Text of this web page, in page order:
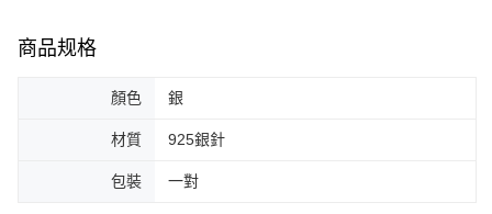
若款項超過繳費期限，將根據當次的金額加收年利率 16% 的逾期滯納金。
若您對於個人資料之處理、利用有任何疑問，或欲行使相關法律權利，請聯
繫恩沛科技股份有限公司。若您不同意我們將上開所示之個人資料，連同必
要之購買訂單資訊提供予 AFTEE ，或讓 AFTEE 蒐集處理利用您的個人資
料，請勿選用本服務。
商品规格
顏色 銀
材質 925銀針
包裝 一對